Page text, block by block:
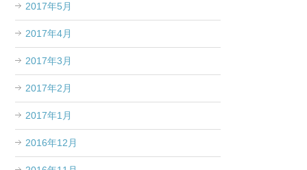
2017年5月
2017年4月
2017年3月
2017年2月
2017年1月
2016年12月